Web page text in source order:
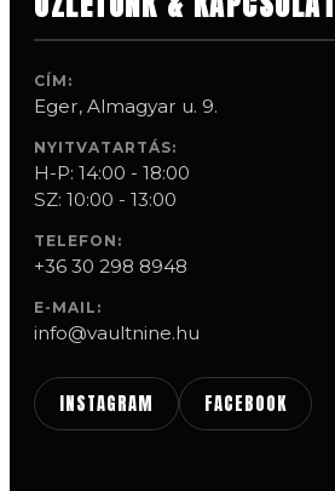
CÍM:
Eger, Almagyar u. 9.
NYITVATARTÁS:
H-P: 14:00 - 18:00
SZ: 10:00 - 13:00
TELEFON:
+36 30 298 8948
E-MAIL:
info@vaultnine.hu
INSTAGRAM FACEBOOK